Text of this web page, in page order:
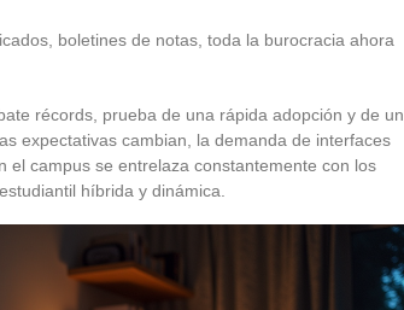
boletines de notas, toda la burocracia ahora
récords, prueba de una rápida adopción y de un
expectativas cambian, la demanda de interfaces
el campus se entrelaza constantemente con los
híbrida y dinámica.